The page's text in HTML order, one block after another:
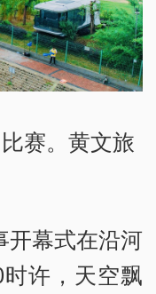
赛。黄文旅
开幕式在沿河
许，天空飘